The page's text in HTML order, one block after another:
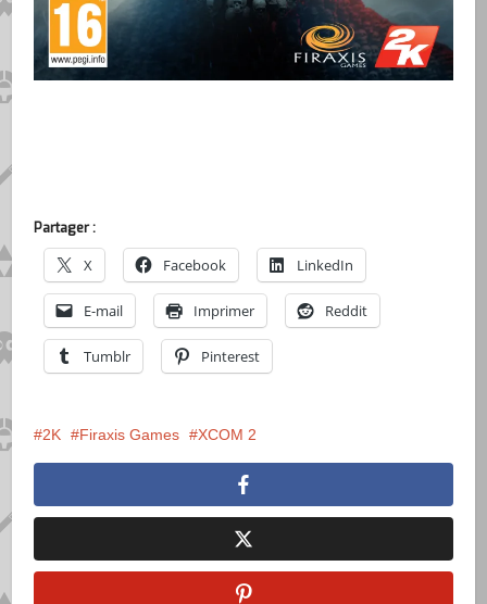
Partager :
X Facebook LinkedIn
E-mail Imprimer Reddit
Tumblr Pinterest
2K Firaxis Games XCOM 2